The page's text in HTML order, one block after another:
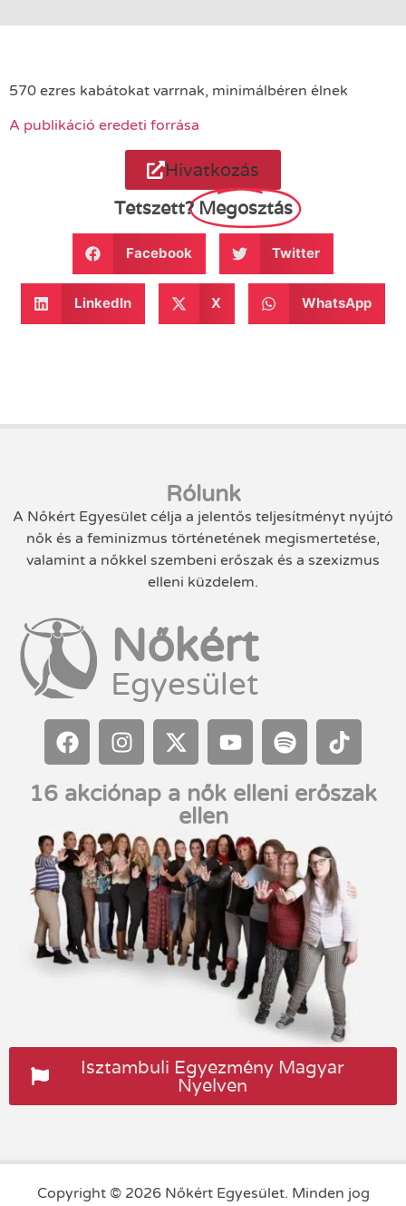
570 ezres kabátokat varrnak, minimálbéren élnek
A publikáció eredeti forrása
Hivatkozás
Tetszett?Megosztás
Facebook Twitter
LinkedIn X WhatsApp
Rólunk
A Nőkért Egyesület célja a jelentős teljesítményt nyújtó
nők és a feminizmus történetének megismertetése,
valamint a nőkkel szembeni erőszak és a szexizmus
elleni küzdelem.
Nőkért
Egyesület
16 akciónap a nők elleni erőszak
ellen
Isztambuli Egyezmény Magyar
Nyelven
Copyright © 2026 Nőkért Egyesület. Minden jog